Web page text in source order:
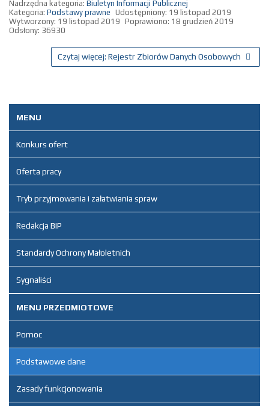
Nadrzędna kategoria: Biuletyn Informacji Publicznej
Kategoria: Podstawy prawne Udostępniony: 19 listopad 2019
Wytworzony: 19 listopad 2019 Poprawiono: 18 grudzień 2019
Odsłony: 36930
Czytaj więcej: Rejestr Zbiorów Danych Osobowych
MENU
Konkurs ofert
Oferta pracy
Tryb przyjmowania i załatwiania spraw
Redakcja BIP
Standardy Ochrony Małoletnich
Sygnaliści
MENU PRZEDMIOTOWE
Pomoc
Podstawowe dane
Zasady funkcjonowania